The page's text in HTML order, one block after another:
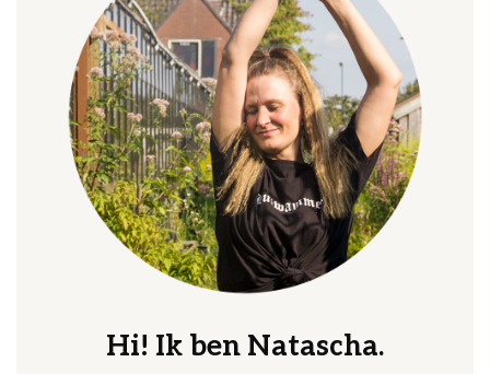
Hi! Ik ben Natascha.